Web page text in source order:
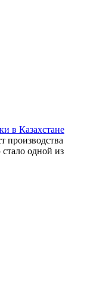
в Казахстане
производства
одной из